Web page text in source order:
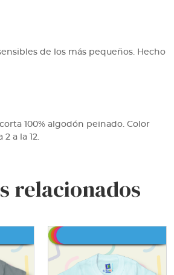
de los más pequeños. Hecho
100% algodón peinado. Color
2 a la 12.
relacionados